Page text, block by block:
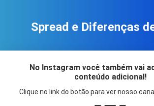
Spread e Diferenças
No Instagram você também vai
conteúdo adicional!
Clique no link do botão para ver nosso